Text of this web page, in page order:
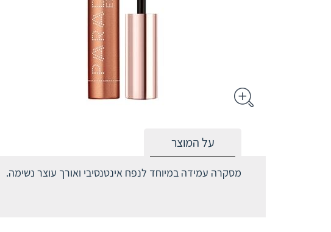
על המוצר
מסקרה עמידה במיוחד לנפח אינטנסיבי ואורך עוצר נשימה.